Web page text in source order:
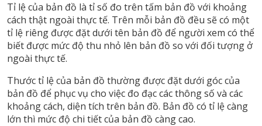
Tỉ lệ của bản đồ là tỉ số đo trên tấm bản đồ với khoảng
cách thật ngoài thực tế. Trên mỗi bản đồ đều sẽ có một
tỉ lệ riêng được đặt dưới tên bản đồ để người xem có thể
biết được mức độ thu nhỏ lên bản đồ so với đối tượng ở
ngoài thực tế.
Thước tỉ lệ của bản đồ thường được đặt dưới góc của
bản đồ để phục vụ cho việc đo đạc các thông số và các
khoảng cách, diện tích trên bản đồ. Bản đồ có tỉ lệ càng
lớn thì mức độ chi tiết của bản đồ càng cao.